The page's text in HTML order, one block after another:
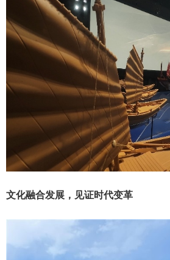
文化融合发展，见证时代变革